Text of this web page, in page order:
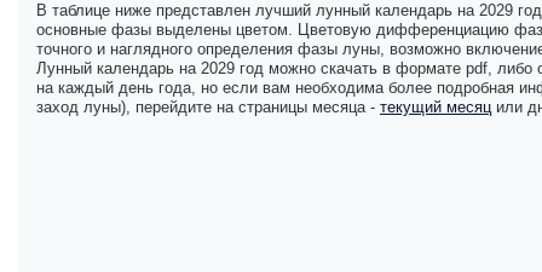
В таблице ниже представлен лучший лунный календарь на 2029
основные фазы выделены цветом. Цветовую дифференциацию
точного и наглядного определения фазы луны, возможно
Лунный календарь на 2029 год можно скачать в формате pdf,
на каждый день года, но если вам необходима более подробная
заход луны), перейдите на страницы месяца - текущий месяцили